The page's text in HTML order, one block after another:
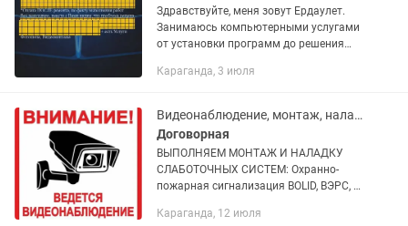
Здрaвствуйтe, меня зовут Ердаулет.
Занимаюсь компьютерными услугами
от уcтaнoвки прогpамм до решения
ПОСЛЕ ремонта, по факту выполнения
Караганда, 3 июля
Видеонаблюдение, монтаж, наладка
Договорная
ВЫПОЛНЯЕМ МОНТАЖ И НАЛАДКУ
СЛАБОТОЧНЫХ СИСТЕМ: Охранно-
пожарная сигнализация BOLID, ВЭРС, и
по радиоканалу, GSM.
Караганда, 12 июля